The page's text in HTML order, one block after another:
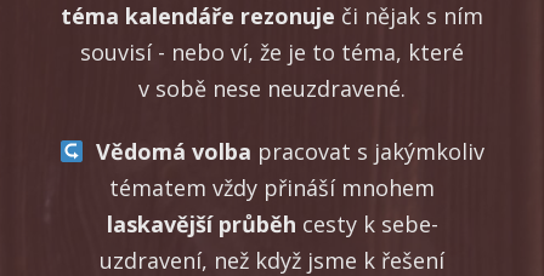
téma kalendáře rezonuje či nějak s ním
souvisí - nebo ví, že je to téma, které
v sobě nese neuzdravené.
Vědomá volba pracovat s jakýmkoliv
tématem vždy přináší mnohem
laskavější průběh cesty k sebe-
uzdravení, než když jsme k řešení